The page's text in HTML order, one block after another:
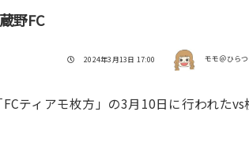
野FC
投稿日
2024年3月13日 17:00 著者 モモ＠ひらつ
ティアモ枚方」の3月10日に行われたvs